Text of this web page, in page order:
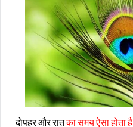
दोपहर और रातका समय ऐसा होता है